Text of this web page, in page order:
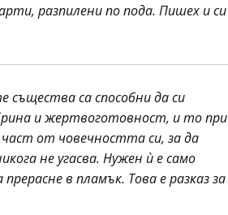
разпилени по пода. Пишех и си
същества са способни да си
и жертвоготовност, и то при
от човечността си, за да
не угасва. Нужен ѝ е само
в пламък. Това е разказ за